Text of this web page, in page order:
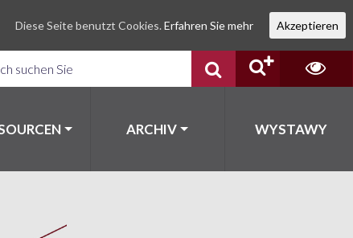
ARCHIV WYSTAWY
Diese Seite benutzt Cookies. Erfahren Sie mehr Akzeptieren